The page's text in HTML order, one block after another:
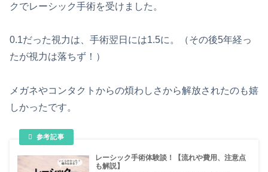
クでレーシック手術を受けました。
0.1だった視力は、手術翌日には1.5に。（その後5年経っ
たが視力は落ちず！）
メガネやコンタクトからの煩わしさから解放されたのも嬉
しかったです。
レーシック手術体験談！【流れや費用、注意点
も解説】